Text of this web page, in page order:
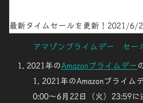
最新タイムセールを更新！2021/6/
アマゾンプライムデー セー
2021年のAmazonプライムデー
2021年のAmazonプライム
0:00～6月22日（火）23:59に